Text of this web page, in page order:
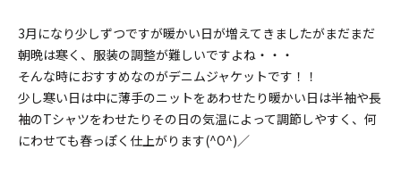
3月になり少しずつですが暖かい日が増えてきましたがまだまだ
朝晩は寒く、服装の調整が難しいですよね・・・
そんな時におすすめなのがデニムジャケットです！！
少し寒い日は中に薄手のニットをあわせたり暖かい日は半袖や長
袖のTシャツをわせたりその日の気温によって調節しやすく、何
にわせても春っぽく仕上がります(^O^)／